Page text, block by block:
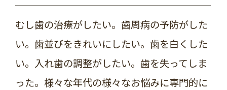
むし歯の治療がしたい。歯周病の予防がした
い。歯並びをきれいにしたい。歯を白くした
い。入れ歯の調整がしたい。歯を失ってしま
った。様々な年代の様々なお悩みに専門的に